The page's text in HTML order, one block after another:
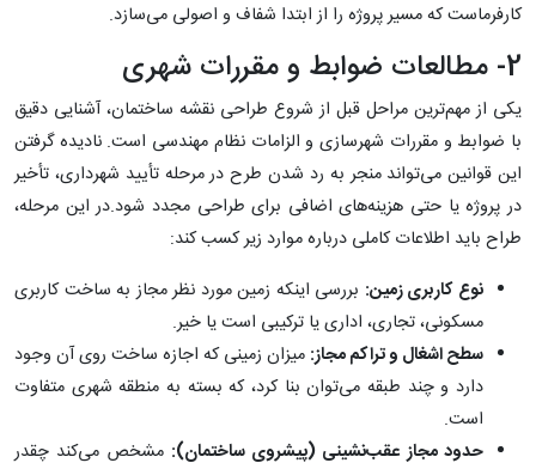
کارفرماست که مسیر پروژه را از ابتدا شفاف و اصولی می‌سازد.
2- مطالعات ضوابط و مقررات شهری
یکی از مهم‌ترین مراحل قبل از شروع طراحی نقشه ساختمان، آشنایی دقیق
با ضوابط و مقررات شهرسازی و الزامات نظام مهندسی است. نادیده گرفتن
این قوانین می‌تواند منجر به رد شدن طرح در مرحله تأیید شهرداری، تأخیر
در پروژه یا حتی هزینه‌های اضافی برای طراحی مجدد شود.در این مرحله،
طراح باید اطلاعات کاملی درباره موارد زیر کسب کند:
نوع کاربری زمین: بررسی اینکه زمین مورد نظر مجاز به ساخت کاربری
مسکونی، تجاری، اداری یا ترکیبی است یا خیر.
سطح اشغال و تراکم مجاز: میزان زمینی که اجازه ساخت روی آن وجود
دارد و چند طبقه می‌توان بنا کرد، که بسته به منطقه شهری متفاوت
است.
حدود مجاز عقب‌نشینی (پیشروی ساختمان): مشخص می‌کند چقدر